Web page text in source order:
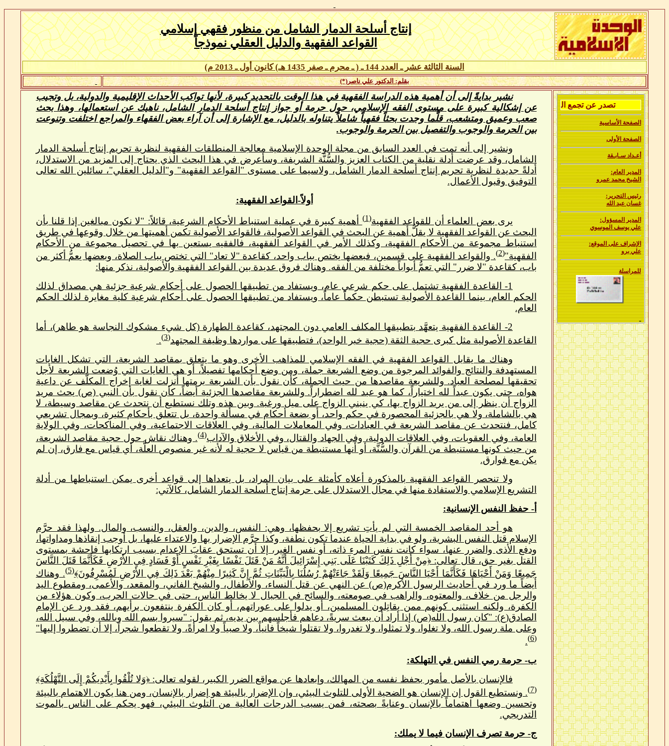
إنتاج أسلحة الدمار الشامل من منظور فقهي إسلامي
القواعد الفقهية والدليل العقلي نموذجاً
السنة الثالثة عشر ـ العدد 144 ـ ( ـ محرم ـ صفر 1435 هـ )كانون أول ـ 201 3 م)
بقلم: الدكتور علي ناصر(*)
تصدر عن تجمع العلماء المسلمين في لبنان
الصفحة الأساسية
الصفحة الأولى
أعـداد سـابـقة
المدير العام:
الشيخ محمد عمرو
رئيس التحرير:
غسان عبد الله
المدير المسؤول:
علي يوسف الموسوي
الإشراف على الموقع:
علي برو
للمراسلة
نشير بدايةً إلى أن أهمية هذه الدراسة الفقهية في هذا الوقت بالتحديد كبيرة، لأنها تواكب الأحداث الإقليمية والدولية، بل وتجيب
عن إشكالية كبيرة على مستوى الفقه الإسلامي، حول حرمة أو جواز إنتاج أسلحة الدمار الشامل، ناهيك عن استعمالها، وهذا بحث
صعب وعميق ومتشعب، قلَّما وجدت بحثاً فقهياً شاملاً يتناوله بالدليل، مع الإشارة إلى أن آراء بعض الفقهاء والمراجع اختلفت وتنوعت
بين الحرمة والوجوب والتفصيل بين الحرمة والوجوب.
ونشير إلى أنه تمت في العدد السابق من مجلة الوحدة الإسلامية معالجة المنطلقات الفقهية لنظرية تحريم إنتاج أسلحة الدمار
الشامل، وقد عرضت أدلة نقلية من الكتاب العزيز والسُّنَّة الشريفة، وسأعرض في هذا البحث الذي يحتاج إلى المزيد من الاستدلال،
أدلةً جديدة لنظرية تحريم إنتاج أسلحة الدمار الشامل، ولاسيما على مستوى "القواعد الفقهية" و"الدليل العقلي"، سائلين الله تعالى
التوفيق وقبول الأعمال.
أولاً-القواعد الفقهية:
يرى بعض العلماء أن للقواعد الفقهية(1)
أهمية كبيرة في عملية استنباط الأحكام الشرعية، قائلاً: "لا نكون مبالغين إذا قلنا بأن
البحث عن القواعد الفقهية لا يقلُّ أهمية عن البحث في القواعد الأصولية، فالقواعد الأصولية تكمن أهميتها من خلال وقوعها في طريق
استنباط مجموعة من الأحكام الفقهية، وكذلك الأمر في القواعد الفقهية، فالفقيه يستعين بها في تحصيل مجموعة من الأحكام
الفقهية"(2)
. والقواعد الفقهية على قسمين، فبعضها يختص بباب واحد، كقاعدة "لا تعاد" التي تختص بباب الصلاة، وبعضها يعمُّ أكثر من
باب، كقاعدة "لا ضرر" التي تعمُّ أبواباً مختلفة من الفقه. وهناك فروق عديدة بين القواعد الفقهية والأصولية، نذكر منها:
1- القاعدة الفقهية تشتمل على حكم شرعي عام، ويستفاد من تطبيقها الحصول على أحكام شرعية جزئية هي مصداق لذلك
الحكم العام، بينما القاعدة الأصولية تستبطن حكماً عاماً، ويستفاد من تطبيقها الحصول على أحكام شرعية كلية مغايرة لذلك الحكم
العام.
2- القاعدة الفقهية يتعهَّد بتطبيقها المكلف العامي دون المجتهد، كقاعدة الطهارة (كل شيء مشكوك النجاسة هو طاهر)، أما
القاعدة الأصولية مثل كبرى حجية الثقة (حجية خبر الواحد)، فتطبيقها على مواردها وظيفة المجتهد(3)
.
وهناك ما يقابل القواعد الفقهية في الفقه الإسلامي للمذاهب الأخرى وهو ما يتعلق بمقاصد الشريعة، التي تشكل الغايات
المستهدفة والنتائج والفوائد المرجوة من وضع الشريعة جملة، ومن وضع أحكامها تفصيلاً، أو هي الغايات التي وُضعت الشريعة لأجل
تحقيقها لمصلحة العباد. وللشريعة مقاصدها من حيث الجملة، كأن نقول بأن الشريعة برمتها أُنزلت لغاية إخراج المكلَّف عن داعية
هواه، حتى يكون عبداً لله اختياراً، كما هو عبد لله اضطراراً. وللشريعة مقاصدها الجزئية أيضاً، كأن نقول بأن النبي (ص) يحث مريد
الزواج أن ينظر إلى من يريد الزواج بها، كي ينبني الزواج على ميل ورغبة. وبين هذه وتلك نستطيع أن نتحدث عن مقاصد وسيطة، لا
هي بالشاملة، ولا هي بالجزئية المحصورة في حكم واحد، أو بضعة أحكام في مسألة واحدة، بل تتعلق بأحكام كثيرة، وبمجال تشريعي
كامل، فنتحدث عن مقاصد الشريعة في العبادات، وفي المعاملات المالية، وفي العلاقات الاجتماعية، وفي المناكحات، وفي الولاية
العامة، وفي العقوبات، وفي العلاقات الدولية، وفي الجهاد والقتال، وفي الأخلاق والآداب(4)
. وهناك نقاش حول حجية مقاصد الشريعة،
من حيث كونها مستنبطة من القرآن والسُّنَّة، أو أنها مستنبطة من قياس لا حجية له لأنه غير منصوص العلَّة، أي قياس مع فارق، إن لم
يكن مع فوارق.
ولا تنحصر القواعد الفقهية بالمذكورة أعلاه كأمثلة على بيان المراد، بل يتعداها إلى قواعد أخرى يمكن استنباطها من أدلة
التشريع الإسلامي والاستفادة منها في مجال الاستدلال على حرمة إنتاج أسلحة الدمار الشامل، كالآتي:
أ- حفظ النفس الإنسانية:
هو أحد المقاصد الخمسة التي لم يأتِ تشريع إلا بحفظها، وهي: النفس، والدين، والعقل، والنسب، والمال. ولهذا فقد حرَّم
الإسلام قتل النفس البشرية، ولو في بداية الحياة عندما تكون نطفة، وكذا حرَّم الإضرار بها والاعتداء عليها، بل أوجب إنقاذها ومداواتها،
ودفع الأذى والضرر عنها، سواء كانت نفس المرء ذاته، أو نفس الغير، إلا أن تستحق عقابَ الإعدام بسبب ارتكابها فاحشة بمستوى
القتل بغير حق، قال تعالى: ﴿مِنْ أَجْلِ ذَلِكَ كَتَبْنَا عَلَى بَنِي إِسْرَائِيلَ أَنَّهُ مَنْ قَتَلَ نَفْسًا بِغَيْرِ نَفْسٍ أَوْ فَسَادٍ فِي الأَرْضِ فَكَأَنَّمَا قَتَلَ النَّاسَ
جَمِيعًا وَمَنْ أَحْيَاهَا فَكَأَنَّمَا أَحْيَا النَّاسَ جَمِيعًا وَلَقَدْ جَاءَتْهُمْ رُسُلُنَا بِالْبَيِّنَاتِ ثُمَّ إِنَّ كَثِيرًا مِنْهُمْ بَعْدَ ذَلِكَ فِي الأَرْضِ لَمُسْرِفُونَ﴾(5)
. وهناك
أيضاً ما ورد في أحاديث الرسول الأكرم(ص) عن النهي عن قتل النساء، والأطفال، والشيخ الفاني، والمقعد، والأعمى، ومقطوع اليد
والرجل من خلاف، والمعتوه، والراهب في صومعته، والسائح في الجبال لا يخالط الناس، حتى في حالات الحرب، وكون هؤلاء من
الكفرة، ولكنه استثنى كونهم ممن يقاتِلون المسلمين، أو يدلوا على عوراتهم، أو كان الكفرة ينتفعون برأيهم، فقد ورد عن الإمام
الصادق(ع): "كان رسول الله(ص) إذا أراد أن يبعث سريةً، دعاهم فأجلسهم بين يديه، ثم يقول: "سيروا بسم الله وبالله، وفي سبيل الله،
وعلى ملة رسول الله، ولا تغلوا، ولا تمثلوا، ولا تغدروا، ولا تقتلوا شيخاً فانياً، ولا صبياً ولا امرأةً، ولا تقطعوا شجراً، إلا أن تضطروا إليها"
(6)
.
ب- حرمة رمي النفس في التهلكة:
فالإنسان بالأصل مأمور بحفظ نفسه من المهالك، وإبعادها عن مواقع الضرر الكبير، لقوله تعالى: ﴿وَلا تُلْقُوا بِأَيْدِيكُمْ إِلَى التَّهْلُكَةِ﴾
(7)
. ونستطيع القول إن الإنسان هو الضحية الأولى للتلوث البيئي، وإن الإضرار بالبيئة هو إضرار بالإنسان، ومن هنا يكون الاهتمام بالبيئة
وتحسين وضعها اهتماماً بالإنسان وعنايةً بصحته، فمن يسبب الدرجات العالية من التلوث البيئي، فهو يحكم على الناس بالموت
التدريجي.
ج- حرمة تصرف الإنسان فيما لا يملك: